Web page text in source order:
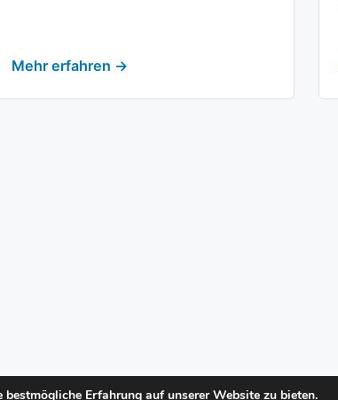
Mehr erfahren →
Erfahrung auf unserer Website zu bieten.